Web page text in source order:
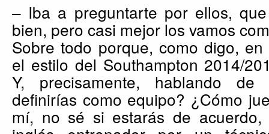
– Iba a preguntarte por ellos,
bien, pero casi mejor los vamos
Sobre todo porque, como digo,
el estilo del Southampton 2014/
Y, precisamente, hablando de
definirías como equipo? ¿Cómo
mí, no sé si estarás de